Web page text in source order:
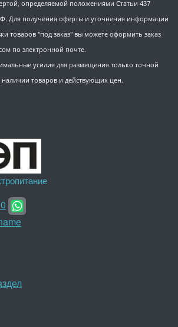
определяемой положениями Статьи 437
Для получения оферты и уточнения информации
товаров "под заказ" вы можете оформить заказ
по электронной почте.
усилия для размещения только точной
товаров и действующих цен.